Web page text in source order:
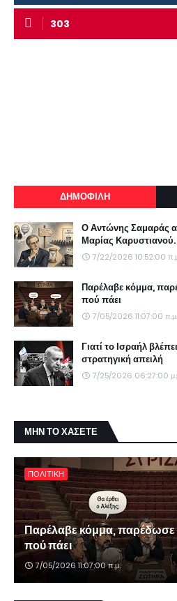
303
ΔΗΜΟΦΙΛΗ
Ο Αντώνης Σαμαράς
Μαρίας
7/22/2026 10:52:00
Παρέλαβε κόμμα,
πού πάει
7/05/2026 11:07:00 π.μ.
Γιατί το Ισραήλ
στρατηγική απειλή
7/25/2026 06:27:00
ΜΗΝ ΤΟ ΧΑΣΕΤΕ
ΠΟΛΙΤΙΚΗ
Παρέλαβε κόμμα, παρέδωσε
πού πάει
7/05/2026 11:07:00 π.μ.